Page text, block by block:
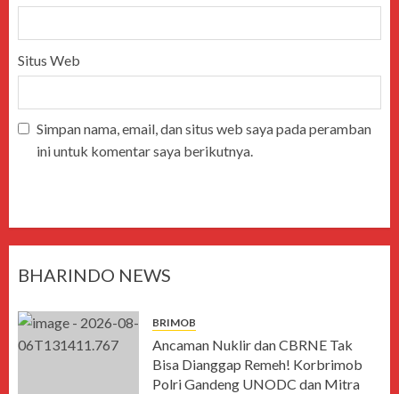
Situs Web
Simpan nama, email, dan situs web saya pada peramban
ini untuk komentar saya berikutnya.
BHARINDO NEWS
BRIMOB
Ancaman Nuklir dan CBRNE Tak
Bisa Dianggap Remeh! Korbrimob
Polri Gandeng UNODC dan Mitra